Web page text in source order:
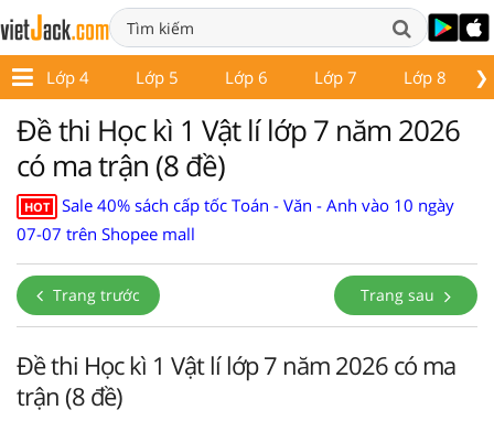
❯
Lớp 4 Lớp 5 Lớp 6 Lớp 7 Lớp 8
Đề thi Học kì 1 Vật lí lớp 7 năm 2026
có ma trận (8 đề)
HOT
Sale 40% sách cấp tốc Toán - Văn - Anh vào 10 ngày
07-07 trên Shopee mall
Trang trước Trang sau
Đề thi Học kì 1 Vật lí lớp 7 năm 2026 có ma
trận (8 đề)